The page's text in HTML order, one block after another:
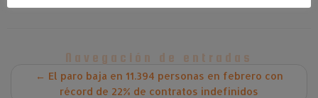
Navegación de entradas
← El paro baja en 11.394 personas en febrero con
récord de 22% de contratos indefinidos